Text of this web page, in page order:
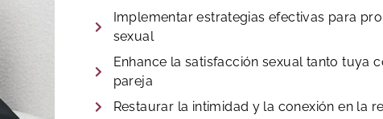
Implementar estrategias efectivas para
sexual
Enhance la satisfacción sexual tanto tuya
pareja
Restaurar la intimidad y la conexión en la